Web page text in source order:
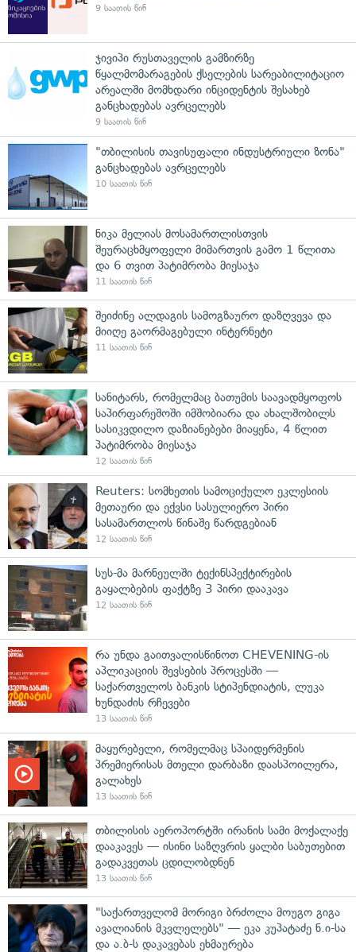
9 საათის წინ
ჯივიპი რუსთაველის გამზირზე
წყალმომარაგების ქსელების სარეაბილიტაციო
არეალში მომხდარი ინციდენტის შესახებ
განცხადებას ავრცელებს
9 საათის წინ
"თბილისის თავისუფალი ინდუსტრიული ზონა"
განცხადებას ავრცელებს
10 საათის წინ
ნიკა მელიას მოსამართლისთვის
შეურაცხმყოფელი მიმართვის გამო 1 წლითა
და 6 თვით პატიმრობა მიესაჯა
11 საათის წინ
შეიძინე ალდაგის სამოგზაურო დაზღვევა და
მიიღე გაორმაგებული ინტერნეტი
11 საათის წინ
სანიტარს, რომელმაც ბათუმის საავადმყოფოს
საპირფარეშოში იმშობიარა და ახალშობილს
სასიკვდილო დაზიანებები მიაყენა, 4 წლით
პატიმრობა მიესაჯა
12 საათის წინ
Reuters: სომხეთის სამოციქულო ეკლესიის
მეთაური და ექვსი სასულიერო პირი
სასამართლოს წინაშე წარდგებიან
12 საათის წინ
სუს-მა მარნეულში ტექინსპექტირების
გაყალბების ფაქტზე 3 პირი დააკავა
12 საათის წინ
რა უნდა გაითვალისწინოთ CHEVENING-ის
აპლიკაციის შევსების პროცესში —
საქართველოს ბანკის სტიპენდიატის, ლუკა
ხუნდაძის რჩევები
13 საათის წინ
მაყურებელი, რომელმაც სპაიდერმენის
პრემიერისას მთელი დარბაზი დაასპოილერა,
გალახეს
13 საათის წინ
თბილისის აეროპორტში ირანის სამი მოქალაქე
დააკავეს — ისინი საზღვრის ყალბი საბუთებით
გადაკვეთას ცდილობდნენ
13 საათის წინ
"საქართველომ მორიგი ბრძოლა მოუგო გიგა
ავალიანის მკვლელებს" — ეკა კუპატაძე ნ.ი-სა
და ა.ბ-ს დაკავებას ეხმაურება